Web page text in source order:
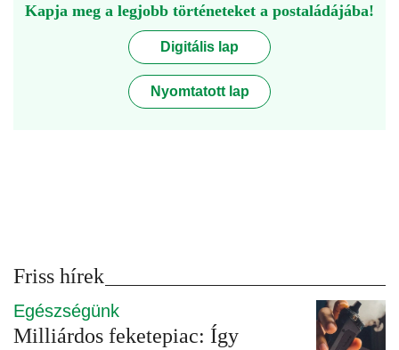
Kapja meg a legjobb történeteket a postaládájába!
Digitális lap
Nyomtatott lap
Friss hírek
Egészségünk
Milliárdos feketepiac: Így